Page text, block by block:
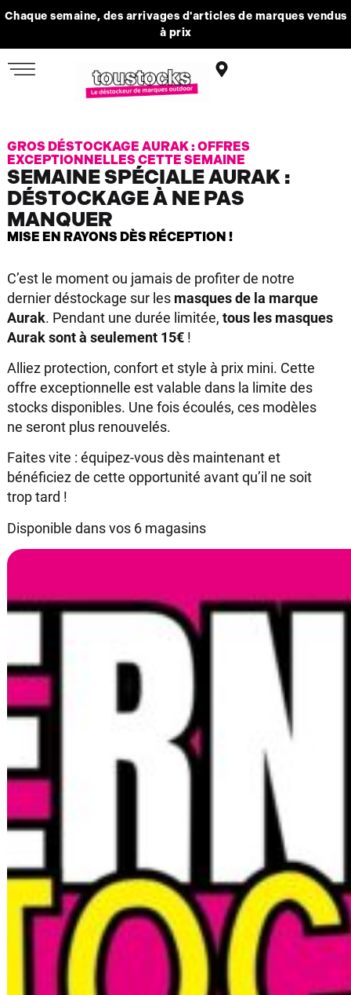
Chaque semaine, des arrivages d'articles de marques vendus
à prix
GROS DÉSTOCKAGE AURAK : OFFRES
EXCEPTIONNELLES CETTE SEMAINE
SEMAINE SPÉCIALE AURAK :
DÉSTOCKAGE À NE PAS
MANQUER
MISE EN RAYONS DÈS RÉCEPTION !
C’est le moment ou jamais de profiter de notre
dernier déstockage sur les masques de la marque
Aurak. Pendant une durée limitée, tous les masques
Aurak sont à seulement 15€!
Alliez protection, confort et style à prix mini. Cette
offre exceptionnelle est valable dans la limite des
stocks disponibles. Une fois écoulés, ces modèles
ne seront plus renouvelés.
Faites vite : équipez-vous dès maintenant et
bénéficiez de cette opportunité avant qu’il ne soit
trop tard !
Disponible dans vos 6 magasins